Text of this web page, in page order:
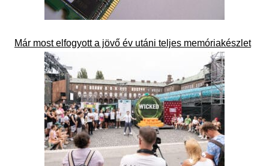
Már most elfogyott a jövő év utáni teljes memóriakészlet